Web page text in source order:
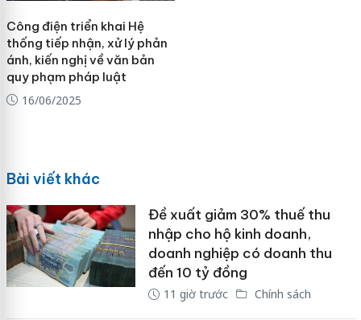
Công điện triển khai Hệ
thống tiếp nhận, xử lý phản
ánh, kiến nghị về văn bản
quy phạm pháp luật
16/06/2025
Bài viết khác
Đề xuất giảm 30% thuế thu
nhập cho hộ kinh doanh,
doanh nghiệp có doanh thu
đến 10 tỷ đồng
11 giờ trước Chính sách